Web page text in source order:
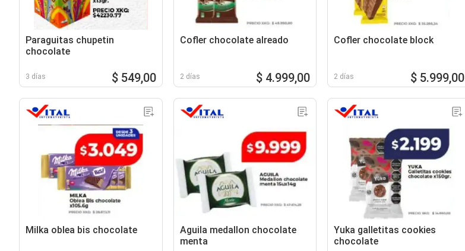
Paraguitas chupetin
chocolate
3 días $ 549,00
Cofler chocolate alreado
2 días $ 4.999,00
Cofler chocolate block
2 días $ 5.999,00
Milka oblea bis chocolate
Aguila medallon chocolate
menta
Yuka galletitas cookies
chocolate